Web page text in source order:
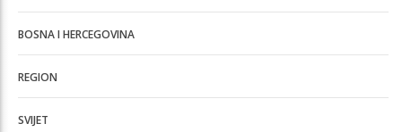
BOSNA I HERCEGOVINA
REGION
SVIJET